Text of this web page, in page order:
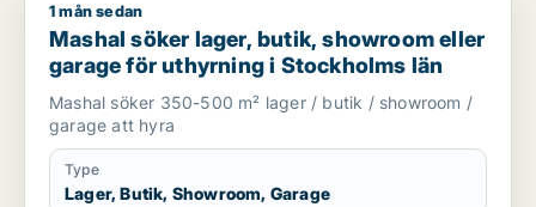
Mashal söker lager, butik, showroom eller garage för
1 mån sedan
Mashal söker lager, butik, showroom eller
garage för uthyrning i Stockholms län
Mashal söker 350-500 m² lager / butik / showroom /
garage att hyra
Type
Lager, Butik, Showroom, Garage